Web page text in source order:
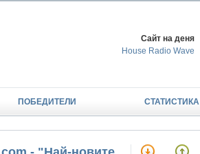
Сайт на деня
House Radio Wave
ПОБЕДИТЕЛИ СТАТИСТИКА